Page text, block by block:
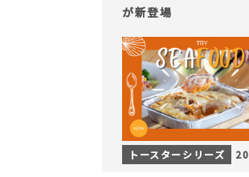
が新登場
トースターシリーズ